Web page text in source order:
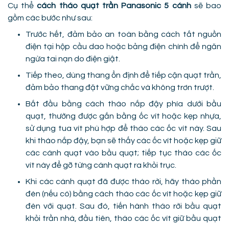
Cụ thểcách tháo quạt trần Panasonic 5 cánhsẽ bao
gồm các bước như sau:
Trước hết, đảm bảo an toàn bằng cách tắt nguồn
điện tại hộp cầu dao hoặc bảng điện chính để ngăn
ngừa tai nạn do điện giật.
Tiếp theo, dùng thang ổn định để tiếp cận quạt trần,
đảm bảo thang đặt vững chắc và không trơn trượt.
Bắt đầu bằng cách tháo nắp đậy phía dưới bầu
quạt, thường được gắn bằng ốc vít hoặc kẹp nhựa,
sử dụng tua vít phù hợp để tháo các ốc vít này. Sau
khi tháo nắp đậy, bạn sẽ thấy các ốc vít hoặc kẹp giữ
các cánh quạt vào bầu quạt; tiếp tục tháo các ốc
vít này để gỡ từng cánh quạt ra khỏi trục.
Khi các cánh quạt đã được tháo rời, hãy tháo phần
đèn (nếu có) bằng cách tháo các ốc vít hoặc kẹp giữ
đèn với quạt. Sau đó, tiến hành tháo rời bầu quạt
khỏi trần nhà, đầu tiên, tháo các ốc vít giữ bầu quạt